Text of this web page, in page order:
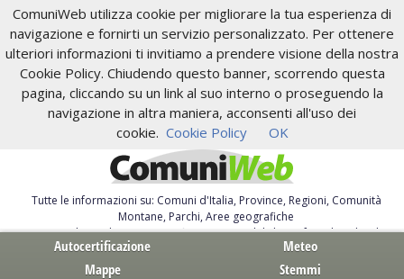
ComuniWeb utilizza cookie per migliorare la tua esperienza di
navigazione e fornirti un servizio personalizzato. Per ottenere
ulteriori informazioni ti invitiamo a prendere visione della nostra
Cookie Policy. Chiudendo questo banner, scorrendo questa
pagina, cliccando su un link al suo interno o proseguendo la
navigazione in altra maniera, acconsenti all'uso dei
cookie. Cookie Policy OK
Tutte le informazioni su: Comuni d'Italia, Province, Regioni, Comunità
Montane, Parchi, Aree geografiche
Servizi al Cittadino. Autocertificazione, moduli, leggi, free download
Autocertificazione
Meteo
Mappe
Stemmi